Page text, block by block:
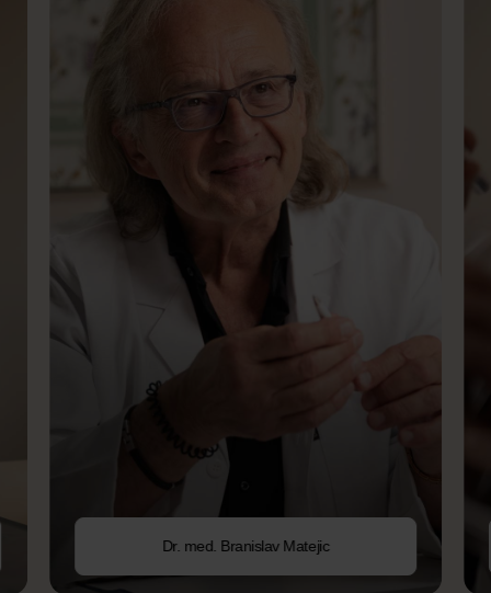
Dr. med. Branislav Matejic